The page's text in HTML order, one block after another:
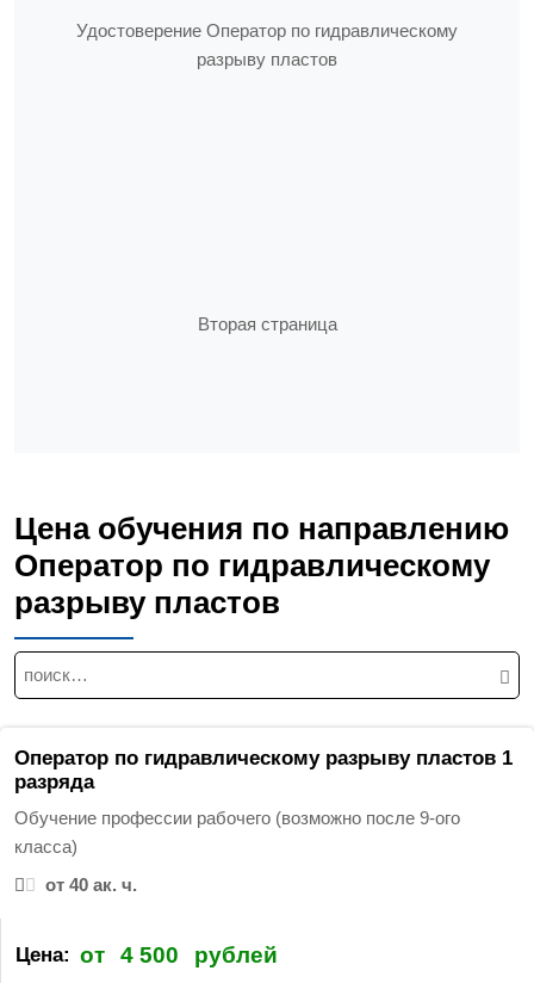
Удостоверение Оператор по гидравлическому
разрыву пластов
Вторая страница
Цена обучения по направлению
Оператор по гидравлическому
разрыву пластов
Н
а
т
и
Оператор по гидравлическому разрыву пластов 1
разряда
Обучение профессии рабочего (возможно после 9-ого
класса)
от 40 ак. ч.
Цена: от 4 500 рублей